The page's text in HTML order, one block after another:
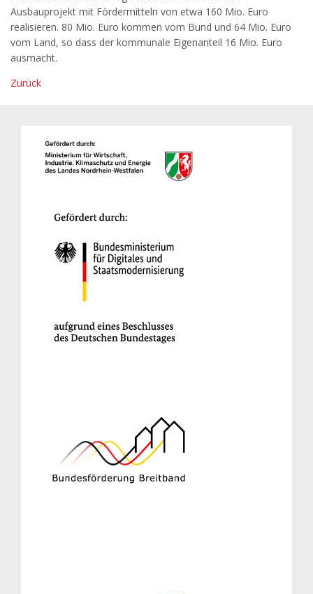
Ausbauprojekt mit Fördermitteln von etwa 160 Mio. Euro
realisieren. 80 Mio. Euro kommen vom Bund und 64 Mio. Euro
vom Land, so dass der kommunale Eigenanteil 16 Mio. Euro
ausmacht.
Zurück